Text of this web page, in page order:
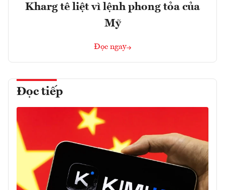
Kharg tê liệt vì lệnh phong tỏa của
Mỹ
Đọc ngay
Đọc tiếp